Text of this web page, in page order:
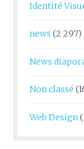
Identité
news (2 297)
News
Non classé
Web Design